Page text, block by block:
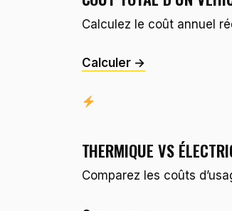
Calculez le coût annuel
Calculer →
THERMIQUE VS
Comparez les coûts